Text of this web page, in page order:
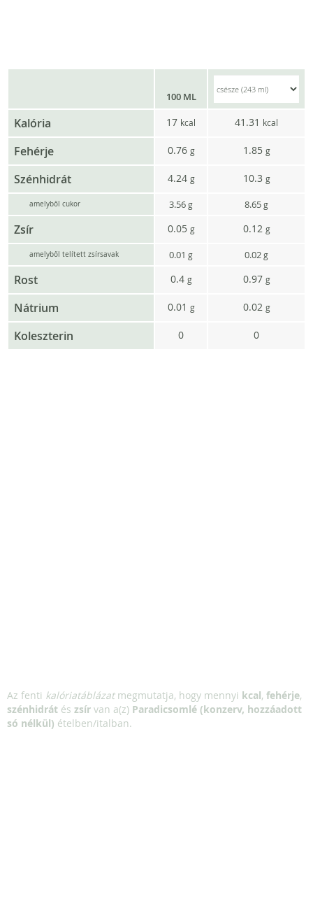
100 ML
Kalória 17 kcal 41.31 kcal
Fehérje 0.76 g 1.85 g
Szénhidrát 4.24 g 10.3 g
amelyből cukor 3.56g 8.65g
Zsír 0.05 g 0.12 g
amelyből telített zsírsavak 0.01 g 0.02g
Rost 0.4 g 0.97 g
Nátrium 0.01 g 0.02 g
Koleszterin 0 0
Az fenti kalóriatáblázatmegmutatja, hogy mennyi kcal, fehérje,
szénhidrát és zsír van a(z) Paradicsomlé (konzerv, hozzáadott
só nélkül) ételben/italban.